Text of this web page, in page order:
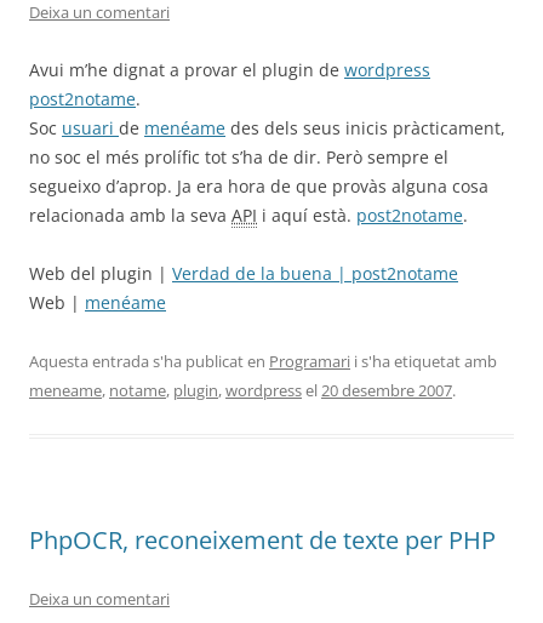
Deixa un comentari
Avui m’he dignat a provar el plugin de wordpress
post2notame.
Soc usuari de menéame des dels seus inicis pràcticament,
no soc el més prolífic tot s’ha de dir. Però sempre el
segueixo d’aprop. Ja era hora de que provàs alguna cosa
relacionada amb la seva API i aquí està. post2notame.
Web del plugin | Verdad de la buena | post2notame
Web | menéame
Aquesta entrada s'ha publicat en Programari i s'ha etiquetat amb
meneame, notame, plugin,wordpressel20 desembre 2007.
PhpOCR, reconeixement de texte per PHP
Deixa un comentari